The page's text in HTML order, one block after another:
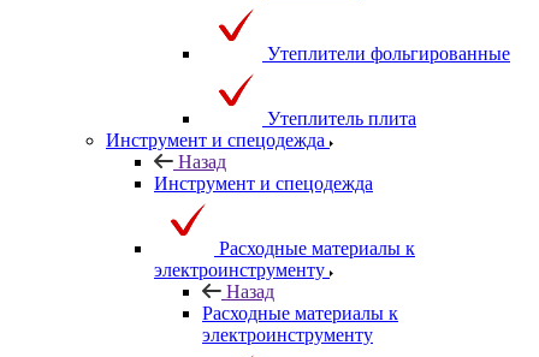
Утеплители фольгированные
Утеплитель плита
Инструмент и спецодежда
Назад
Инструмент и спецодежда
Расходные материалы к
электроинструменту
Назад
Расходные материалы к
электроинструменту